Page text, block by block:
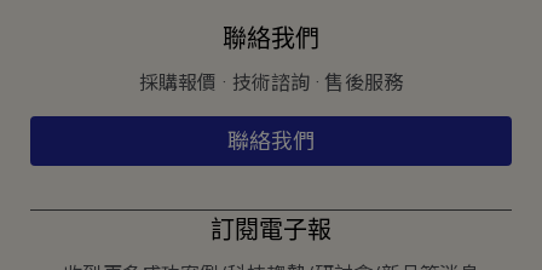
聯絡我們
採購報價 · 技術諮詢 · 售後服務
聯絡我們
訂閱電子報